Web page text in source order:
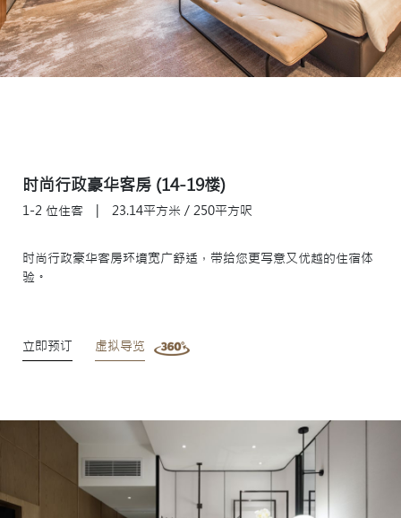
时尚行政豪华客房 (14-19楼)
1-2 位住客 23.14平方米 / 250平方呎
时尚行政豪华客房环境宽广舒适，带给您更写意又优越的住宿体
验。
立即预订 虚拟导览